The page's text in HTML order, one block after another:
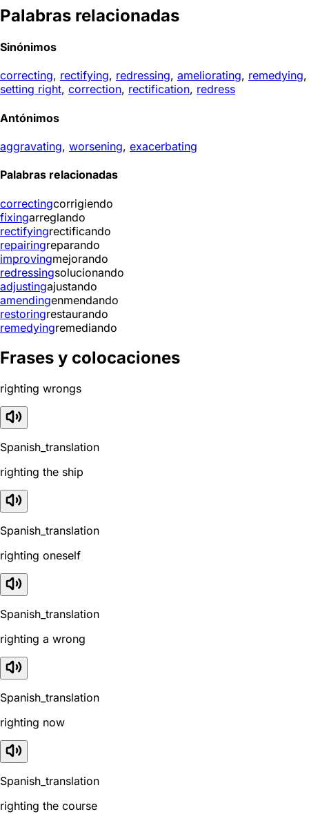
Palabras relacionadas
Sinónimos
correcting, rectifying, redressing, ameliorating, remedying,
setting right, correction, rectification, redress
Antónimos
aggravating, worsening, exacerbating
Palabras relacionadas
correctingcorrigiendo
fixingarreglando
rectifyingrectificando
repairingreparando
improvingmejorando
redressingsolucionando
adjustingajustando
amendingenmendando
restoringrestaurando
remedyingremediando
Frases y colocaciones
righting wrongs
Spanish_translation
righting the ship
Spanish_translation
righting oneself
Spanish_translation
righting a wrong
Spanish_translation
righting now
Spanish_translation
righting the course